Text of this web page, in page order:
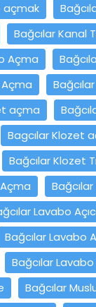
açmak
Bağcılar Kanal
Açma
Açma
açma
Bagcılar Klozet
Bağcılar Klozet
Açma
Lavabo
Bağcılar Lavabo
Bağcılar Lavabo
Bağcılar